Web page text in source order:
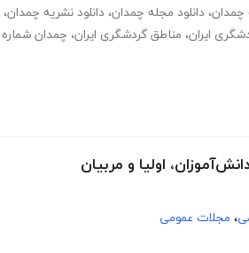
چمدان، دانلود مجله چمدان، دانلود نشریه چمدان،
ایران، مناطق گردشگری ایران، چمدان شماره 129
، مجلات عمومی